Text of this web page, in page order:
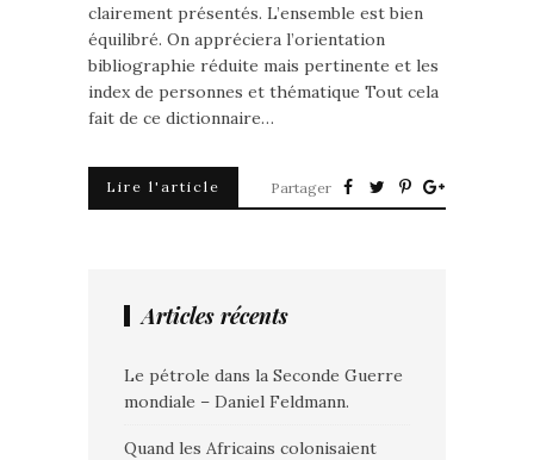
clairement présentés. L’ensemble est bien
équilibré. On appréciera l’orientation
bibliographie réduite mais pertinente et les
index de personnes et thématique Tout cela
fait de ce dictionnaire…
Lire l'article Partager
Articles récents
Le pétrole dans la Seconde Guerre
mondiale – Daniel Feldmann.
Quand les Africains colonisaient